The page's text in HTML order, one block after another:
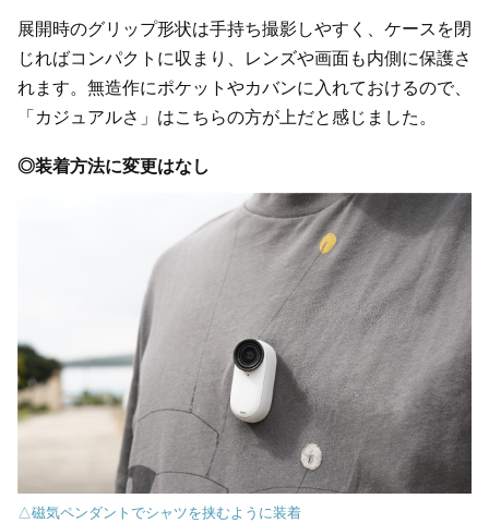
展開時のグリップ形状は手持ち撮影しやすく、ケースを閉
じればコンパクトに収まり、レンズや画面も内側に保護さ
れます。無造作にポケットやカバンに入れておけるので、
「カジュアルさ」はこちらの方が上だと感じました。
◎装着方法に変更はなし
△磁気ペンダントでシャツを挟むように装着